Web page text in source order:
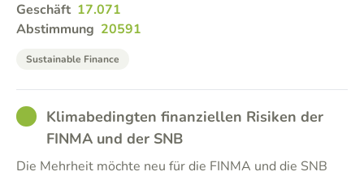
Geschäft 17.071
Abstimmung 20591
Sustainable Finance
GOODKlimabedingten finanziellen Risiken der
FINMA und der SNB
Die Mehrheit möchte neu für die FINMA und die SNB